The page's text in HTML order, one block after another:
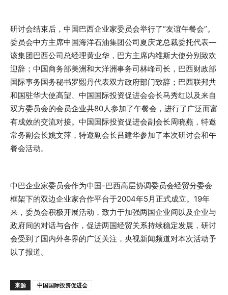
研讨会结束后，中国巴西企业家委员会举行了“友谊午餐会”。
委员会中方主席中国海洋石油集团公司夏庆龙总裁委托代表—
该集团巴西公司总经理黄业华，巴方主席内维斯大使分别致欢
迎辞；中国商务部美洲和大洋洲事务司林峰司长，巴西财政部
国际事务国务秘书罗熙丹代表双方政府部门致辞；巴西联邦共
和国驻华大使高望、中国国际投资促进会会长马秀红以及来自
双方委员会的会员企业共80人参加了午餐会，进行了广泛而富
有成效的交流对接。中国国际投资促进会副会长周晓燕，特邀
常务副会长姚文萍，特邀副会长吕建华参加了本次研讨会和午
餐会活动。
中巴企业家委员会作为中国-巴西高层协调委员会经贸分委会
框架下的双边企业家合作平台于2004年5月正式成立。19年
来，委员会积极开展活动，致力于加强两国企业间以及企业与
政府间的对话与合作，促进两国经贸关系持续稳定发展，研讨
会受到了国内外各界的广泛关注，央视新闻频道对本次活动予
以了报道。
来源 中国国际投资促进会